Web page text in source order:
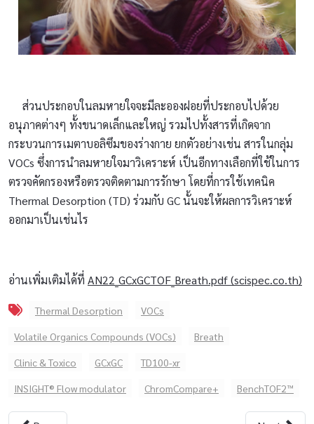
ส่วนประกอบในลมหายใจจะมีละอองฝอยที่ประกอบไปด้วย
อนุภาคต่างๆ ทั้งขนาดเล็กและใหญ่ รวมไปทั้งสารที่เกิดจาก
กระบวนการเมตาบอลิซึมของร่างกาย ยกตัวอย่างเช่น สารในกลุ่ม
VOCs ซึ่งการนำลมหายใจมาวิเคราะห์ เป็นอีกทางเลือกที่ใช้ในการ
ตรวจคัดกรองหรือตรวจติดตามการรักษา โดยที่การใช้เทคนิค
Thermal Desorption (TD) ร่วมกับ GC นั้นจะให้ผลการวิเคราะห์
ออกมาเป็นเช่นไร
อ่านเพิ่มเติมได้ที่ AN22_GCxGCTOF_Breath.pdf (scispec.co.th)
Thermal Desorption VOCs
Volatile Organics Compounds (VOCs) Breath
Clinic & Toxico GCxGC TD100-xr
INSIGHT® Flow modulator ChromCompare+ BenchTOF2™